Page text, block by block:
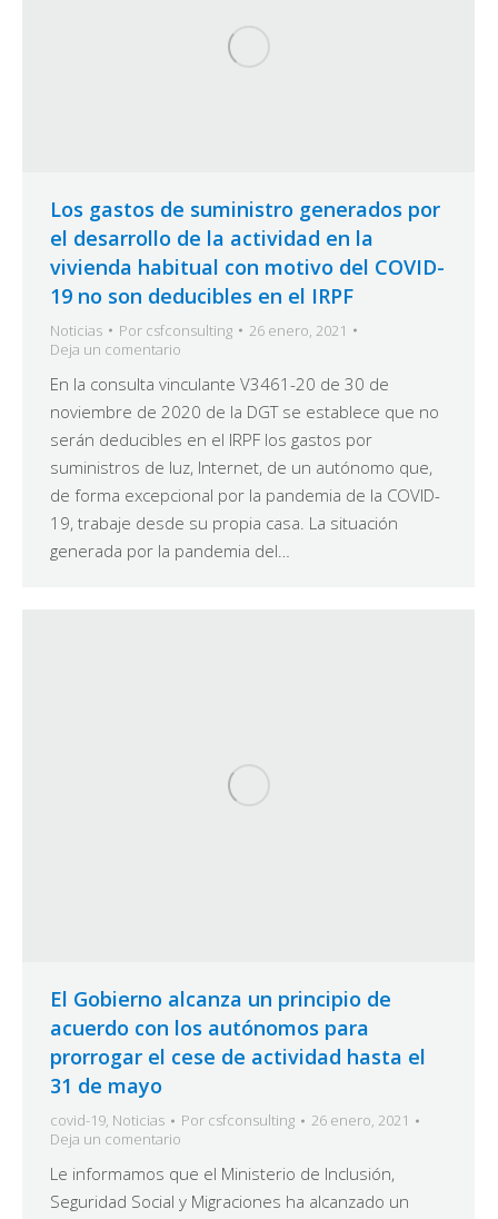
Los gastos de suministro generados por
el desarrollo de la actividad en la
vivienda habitual con motivo del COVID-
19 no son deducibles en el IRPF
Noticias Por csfconsulting
26 enero, 2021
Deja un comentario
En la consulta vinculante V3461-20 de 30 de
noviembre de 2020 de la DGT se establece que no
serán deducibles en el IRPF los gastos por
suministros de luz, Internet, de un autónomo que,
de forma excepcional por la pandemia de la COVID-
19, trabaje desde su propia casa. La situación
generada por la pandemia del…
El Gobierno alcanza un principio de
acuerdo con los autónomos para
prorrogar el cese de actividad hasta el
31 de mayo
covid-19, Noticias Por csfconsulting
26 enero, 2021
Deja un comentario
Le informamos que el Ministerio de Inclusión,
Seguridad Social y Migraciones ha alcanzado un